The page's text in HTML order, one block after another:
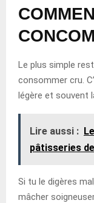
Le plus simple
consommer cru.
légère et souvent
Lire aussi :
pâtisseries
Si tu le digères
mâcher